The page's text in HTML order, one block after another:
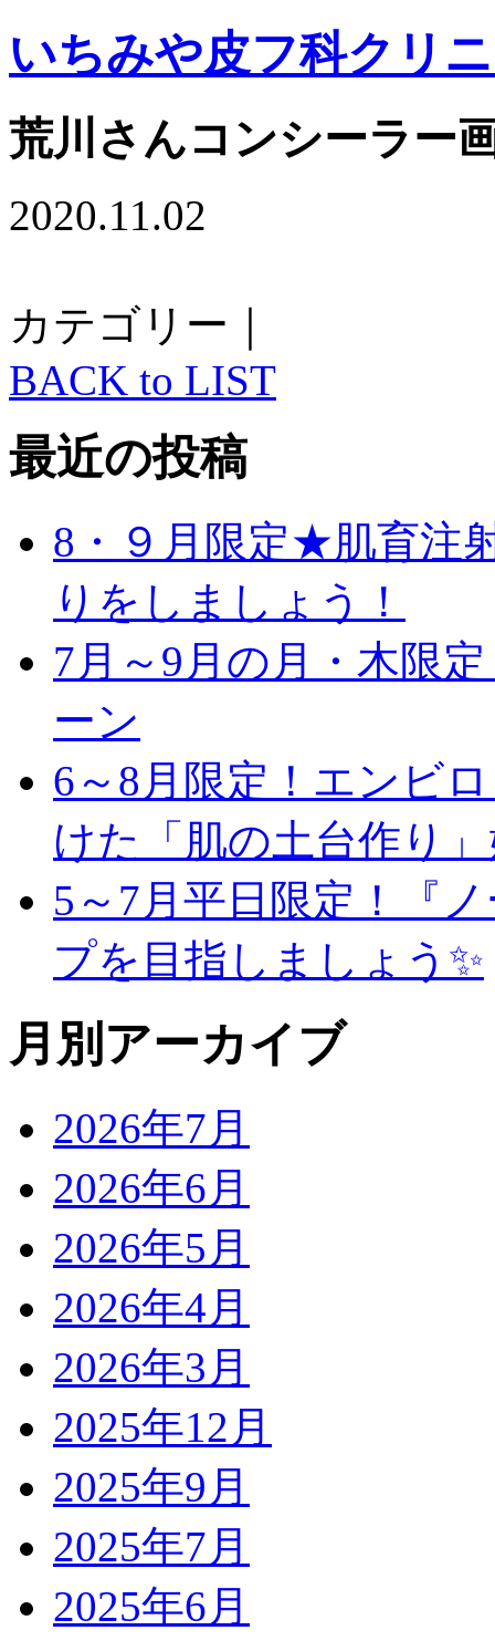
いちみや皮フ科クリ
荒川さんコンシーラー
2020.11.02
カテゴリー｜
BACK to LIST
最近の投稿
8・９月限定★肌育注
りをしましょう！
7月～9月の月・木限
ーン
6～8月限定！エンビ
けた「肌の土台作り
5～7月平日限定！『
プを目指しましょう✨
月別アーカイブ
2026年7月
2026年6月
2026年5月
2026年4月
2026年3月
2025年12月
2025年9月
2025年7月
2025年6月